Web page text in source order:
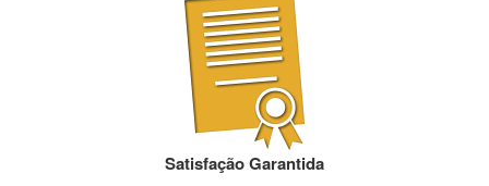
Satisfação Garantida